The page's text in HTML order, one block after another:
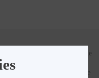
Inne
Pokaż wszystkie